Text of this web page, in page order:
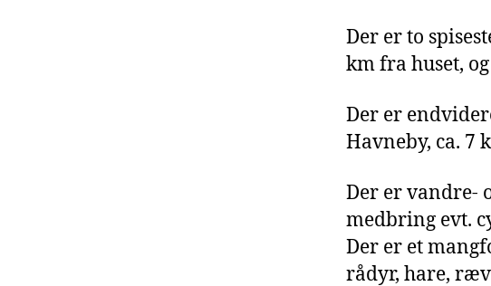
Der er to
km fra huset,
Der er
Havneby, ca. 7
Der er vandre-
medbring evt.
Der er et
rådyr, hare,